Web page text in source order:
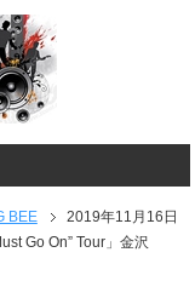
BEE
2019年11月16日
Go On” Tour」金沢